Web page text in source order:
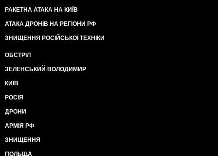
РАКЕТНА АТАКА НА КИЇВ
АТАКА ДРОНІВ НА РЕГІОНИ РФ
ЗНИЩЕННЯ РОСІЙСЬКОЇ ТЕХНІКИ
ОБСТРІЛ
ЗЕЛЕНСЬКИЙ ВОЛОДИМИР
КИЇВ
РОСІЯ
ДРОНИ
АРМІЯ РФ
ЗНИЩЕННЯ
ПОЛЬЩА